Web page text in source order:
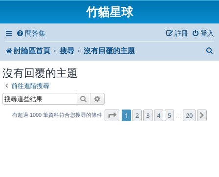
竹貓星球
問答集 登入
註冊
討論區首頁 搜尋 沒有回覆的主題
沒有回覆的主題
前往進階搜尋
搜尋
有超過 1000 筆資料符合您搜尋的條件 第1 頁 (共 20頁)
1 2 3 4 5 … 20